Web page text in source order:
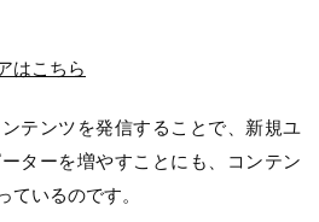
はこちら
テンツを発信することで、新規ユ
ターを増やすことにも、コンテン
ているのです。